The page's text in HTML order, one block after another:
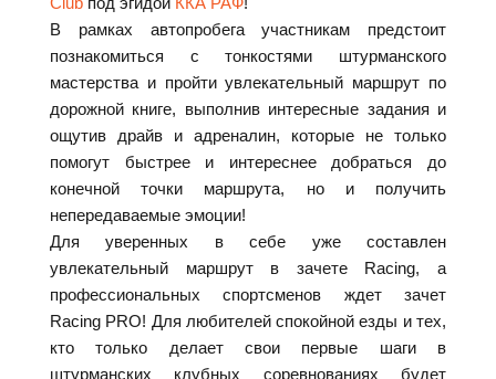
В рамках автопробега участникам предстоит
познакомиться с тонкостями штурманского
мастерства и пройти увлекательный маршрут по
дорожной книге, выполнив интересные задания и
ощутив драйв и адреналин, которые не только
помогут быстрее и интереснее добраться до
конечной точки маршрута, но и получить
непередаваемые эмоции!
Для уверенных в себе уже составлен
увлекательный маршрут в зачете Racing, а
профессиональных спортсменов ждет зачет
Racing PRO! Для любителей спокойной езды и тех,
кто только делает свои первые шаги в
штурманских клубных соревнованиях будет